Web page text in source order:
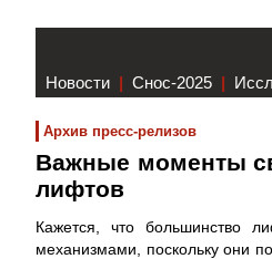
Новости | Снос-2025 |
Архив пресс-релизов
Важные моменты
лифтов
Кажется, что большинство
механизмами, поскольку они